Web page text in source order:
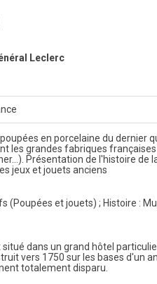
Leclerc
en porcelaine du dernier
les grandes fabriques
Présentation de l'histoire de
jeux et jouets anciens
(Poupées et jouets) ; Histoire :
situé dans un grand hôtel
vers 1750 sur les bases d'un
totalement disparu.